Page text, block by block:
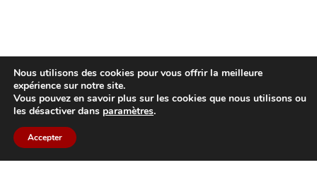
Nous utilisons des cookies pour vous offrir la meilleure
expérience sur notre site.
Vous pouvez en savoir plus sur les cookies que nous utilisons ou
les désactiver dans paramètres.
Accepter